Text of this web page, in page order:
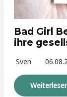
Bad Girl
ihre
Sven